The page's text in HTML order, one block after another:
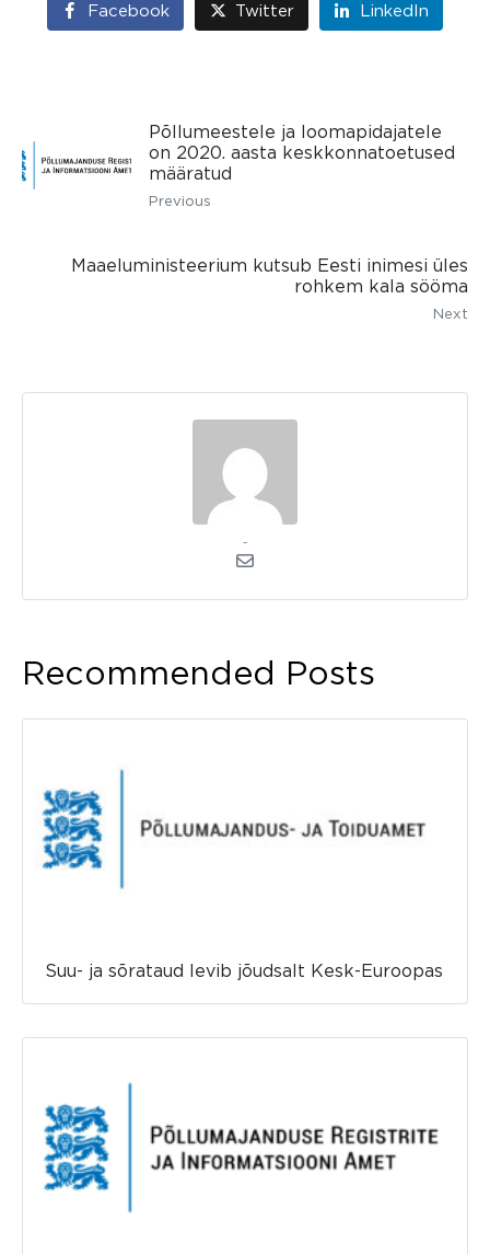
Facebook Twitter LinkedIn
Põllumeestele ja loomapidajatele
on 2020. aasta keskkonnatoetused
määratud
Previous
Maaeluministeerium kutsub Eesti inimesi üles
rohkem kala sööma
Next
Recommended Posts
Suu- ja sõrataud levib jõudsalt Kesk-Euroopas